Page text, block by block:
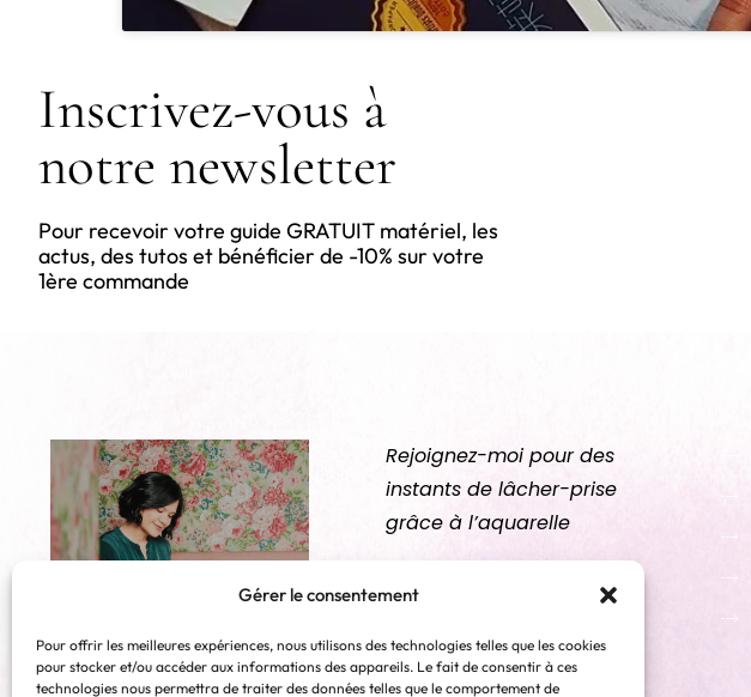
Gérer le consentement
Pour offrir les meilleures expériences, nous utilisons des technologies telles que les cookies
pour stocker et/ou accéder aux informations des appareils. Le fait de consentir à ces
technologies nous permettra de traiter des données telles que le comportement de
Inscrivez-vous à
notre newsletter
Pour recevoir votre guide GRATUIT matériel, les
actus, des tutos et bénéficier de -10% sur votre
1ère commande
Rejoignez-moi pour des
instants de lâcher-prise
grâce à l’aquarelle